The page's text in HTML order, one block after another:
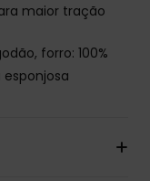
maior tração
forro: 100%
esponjosa